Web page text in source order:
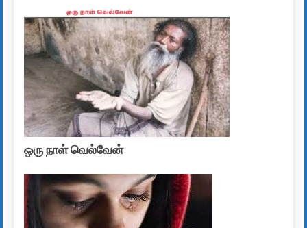
ஒரு நாள் வெல்வேன்